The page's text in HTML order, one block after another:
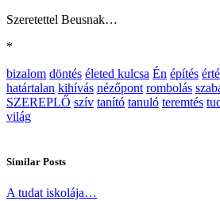
Szeretettel Beusnak…
*
bizalom döntés életed kulcsa Én építés
határtalan kihívás nézőpont rombolás
SZEREPLŐ szív tanító tanuló teremtés
világ
Similar Posts
A tudat iskolája…